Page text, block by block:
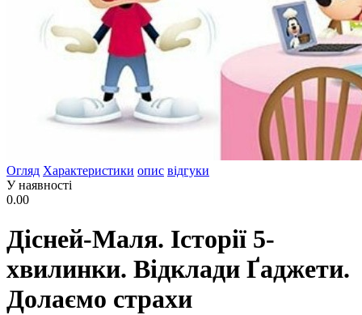
Огляд Характеристики опис відгуки
У наявності
0.00
Дісней-Маля. Історії 5-
хвилинки. Відклади Ґаджети.
Долаємо страхи